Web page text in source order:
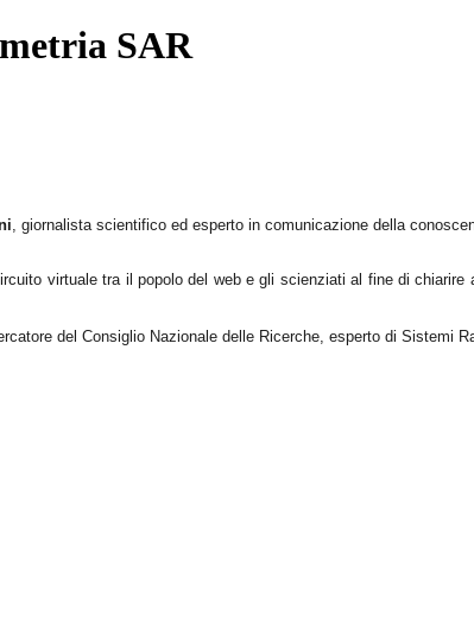
SAR
, giornalista scientifico ed esperto in comunicazione della
virtuale tra il popolo del web e gli scienziati al fine di
del Consiglio Nazionale delle Ricerche, esperto di Sistemi